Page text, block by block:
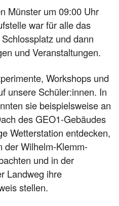
Münster um 09:00 Uhr
war für alle das
und dann
und Veranstaltungen.
Workshops und
unsere Schüler:innen. In
sie beispielsweise an
des GEO1-Gebäudes
Wetterstation entdecken,
der Wilhelm-Klemm-
und in der
Landweg ihre
stellen.